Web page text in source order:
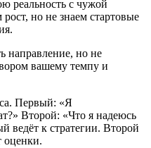
реальность с чужой
но не знаем стартовые
направление, но не
вашему темпу и
Первый: «Я
Второй: «Что я надеюсь
ведёт к стратегии. Второй
оценки.